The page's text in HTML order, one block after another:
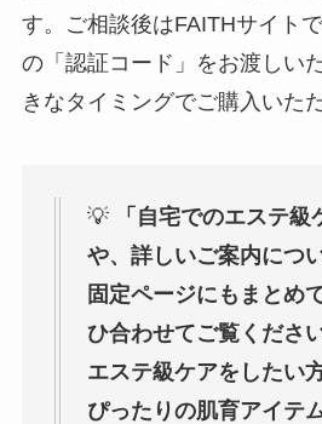
す。ご相談後はFAITHサイト
の「認証コード」をお渡しい
きなタイミングでご購入いた
💡
「自宅でのエステ
や、詳しいご案内につ
固定ページにもまとめ
ひ合わせてご覧ください
エステ級ケアをしたい
ぴったりの肌育アイテ